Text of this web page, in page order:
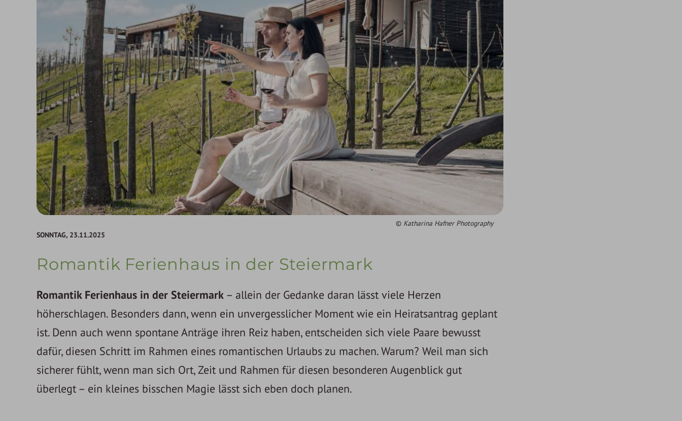
Katharina Hafner Photography
SONNTAG, 23.11.2025
Romantik Ferienhaus in der Steiermark
Romantik Ferienhaus in der Steiermark – allein der Gedanke daran lässt viele Herzen
höherschlagen. Besonders dann, wenn ein unvergesslicher Moment wie ein Heiratsantrag geplant
ist. Denn auch wenn spontane Anträge ihren Reiz haben, entscheiden sich viele Paare bewusst
dafür, diesen Schritt im Rahmen eines romantischen Urlaubs zu machen. Warum? Weil man sich
sicherer fühlt, wenn man sich Ort, Zeit und Rahmen für diesen besonderen Augenblick gut
überlegt – ein kleines bisschen Magie lässt sich eben doch planen.